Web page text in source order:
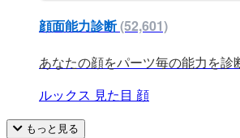
顔面能力診断(52,601)
あなたの顔をパーツ毎の能力を診
ルックス 見た目 顔
もっと見る